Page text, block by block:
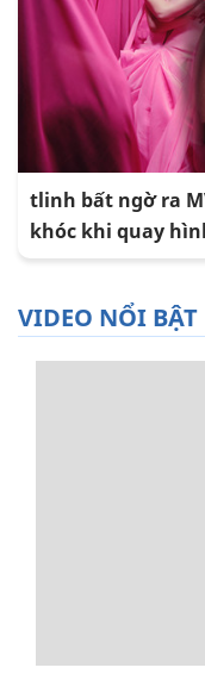
tlinh bất ngờ ra
khóc khi quay
VIDEO NỔI BẬT